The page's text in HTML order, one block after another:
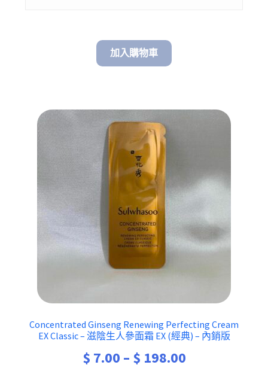
加入購物車
Concentrated Ginseng Renewing Perfecting Cream
EX Classic – 滋陰生人參面霜 EX (經典) – 內銷版
$ 7.00 – $ 198.00Price